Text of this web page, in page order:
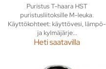
Puristus T-haara HST
puristusliitoksille M-leuka.
Käyttökohteet: käyttövesi, lämpö-
ja kylmäjärje...
Heti saatavilla